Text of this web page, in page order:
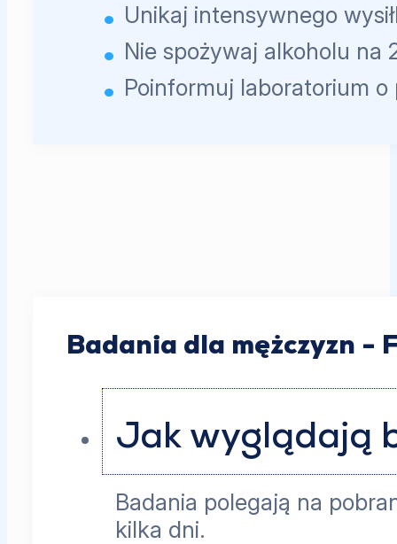
Unikaj intensywnego
Nie spożywaj alkoholu na
Poinformuj laboratorium
Badania dla mężczyzn -
Jak wyglądają
Badania polegają na
kilka dni.